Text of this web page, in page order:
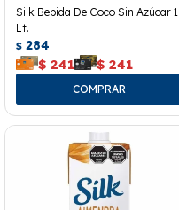
Silk Bebida De Coco Sin Azúcar 1
Lt.
$ 284
$ 241 $ 241